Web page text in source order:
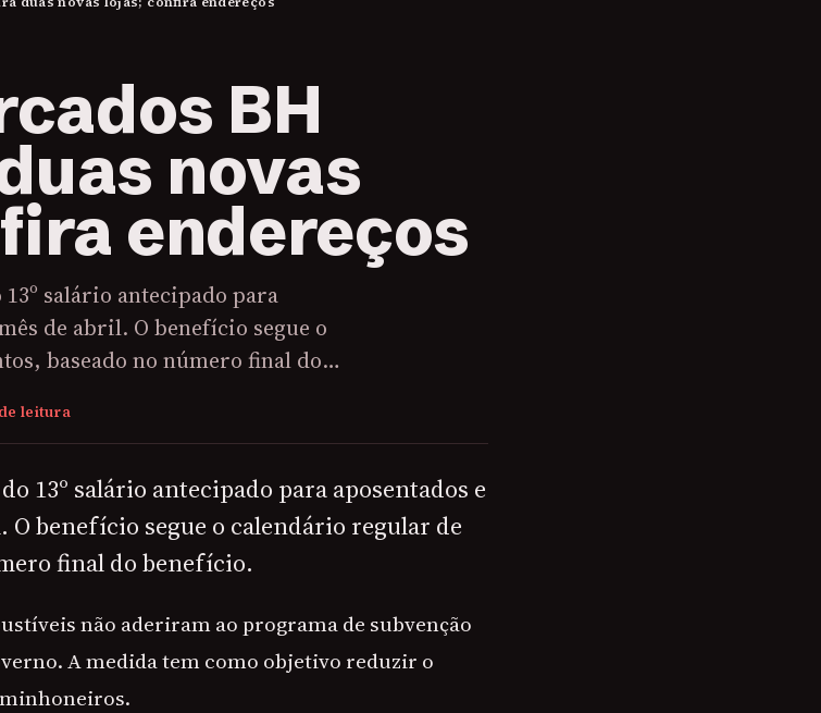
BH
novas
endereços
salário antecipado para
de abril. O benefício segue o
baseado no número final do…
leitura
13º salário antecipado para aposentados e
benefício segue o calendário regular de
final do benefício.
não aderiram ao programa de subvenção
A medida tem como objetivo reduzir o